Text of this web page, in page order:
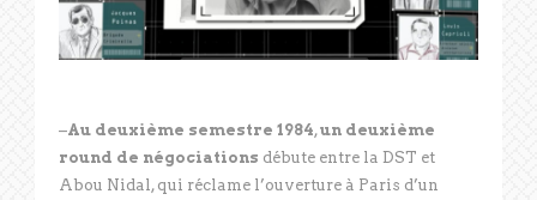
–Au deuxième semestre 1984,un deuxième
round de négociations débute entre la DST et
Abou Nidal, qui réclame l’ouverture à Paris d’un